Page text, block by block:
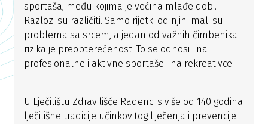
sportaša, među kojima je većina mlađe dobi.
Razlozi su različiti. Samo rijetki od njih imali su
problema sa srcem, a jedan od važnih čimbenika
rizika je preopterećenost. To se odnosi i na
profesionalne i aktivne sportaše i na rekreativce!
U Lječilištu Zdravilišče Radenci s više od 140 godina
lječilišne tradicije učinkovitog liječenja i prevencije